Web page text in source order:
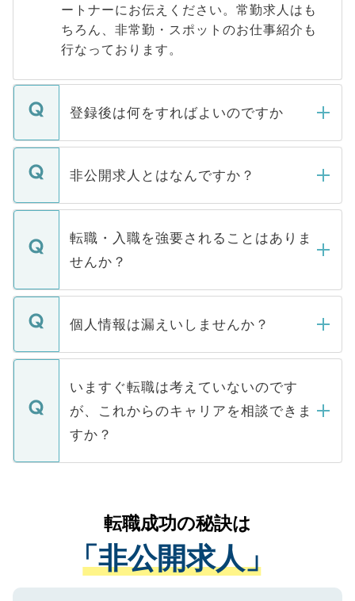
ートナーにお伝えください。常勤求人はも
ちろん、非常勤・スポットのお仕事紹介も
行なっております。
登録後は何をすればよいのですか
ご登録いただきましたら、弊社担当者がご
登録内容を確認し、その後メールもしくは
ます。通常、5営業日以内にはご連絡をせて
いただきますので、しばらくお待ちくださ
い。
非公開求人とはなんですか？
マイナビDOCTORで取り扱っている求人の
うち約3割は、Webサイトからご覧いただ
けない「非公開求人」です。非公開求人は
下記の理由によって、一般には公開してい
ません。
■応募殺到を避けるため 人気のある医療機
関を公にしてしまうと、応募が殺到する場
に、医療機関が求める条件に合った人材の
みを人材紹介会社に依頼するケースが増え
ています。
転職・入職を強要されることはありま
せんか？
転職・入職を強要することは一切ありませ
ん。また、仮に応募先から内定をいただい
定を承諾する必要はありません。内定先へ
の辞退の連絡はキャリアパートナーが行い
ますので、ご安心ください。
個人情報は漏えいしませんか？
個人情報が漏えいすることはありませんの
で、ご安心ください。当サイトからの登録
などで収集したご登録者様の個人情報は、
ご本人のキャリアアップおよび転職活動の
支援を目的に使用いたします。お預かりし
ているすべての個人データはご本人の許可
は、個人情報の取り扱いについての厳密な
管理基準を満たした事業者のみに付与され
る、プライバシーマークを取得済みです。
ご登録いただいた個人情報は、SSL（デー
いますぐ転職は考えていないのです
が、これからのキャリアを相談できま
すか？
かがいして、現在の医療機関の状況や紹介
経験をまじえながら、適切なアドバイスを
させていただきます。すぐにご転職をされ
ない方には、長期的なサポートが可能です
ので、まずはご登録ください。
転職成功の秘訣は
「非公開求人」